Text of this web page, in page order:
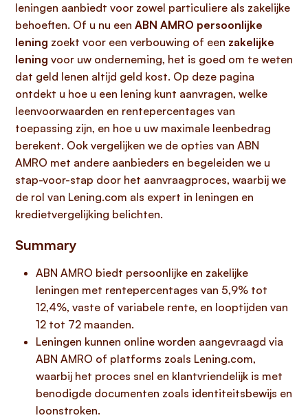
leningen aanbiedt voor zowel particuliere als zakelijke
behoeften. Of u nu een ABN AMRO persoonlijke
lening zoekt voor een verbouwing of een zakelijke
lening voor uw onderneming, het is goed om te weten
dat geld lenen altijd geld kost. Op deze pagina
ontdekt u hoe u een lening kunt aanvragen, welke
leenvoorwaarden en rentepercentages van
toepassing zijn, en hoe u uw maximale leenbedrag
berekent. Ook vergelijken we de opties van ABN
AMRO met andere aanbieders en begeleiden we u
stap-voor-stap door het aanvraagproces, waarbij we
de rol van Lening.com als expert in leningen en
kredietvergelijking belichten.
Summary
ABN AMRO biedt persoonlijke en zakelijke
leningen met rentepercentages van 5,9% tot
12,4%, vaste of variabele rente, en looptijden van
12 tot 72 maanden.
Leningen kunnen online worden aangevraagd via
ABN AMRO of platforms zoals Lening.com,
waarbij het proces snel en klantvriendelijk is met
benodigde documenten zoals identiteitsbewijs en
loonstroken.